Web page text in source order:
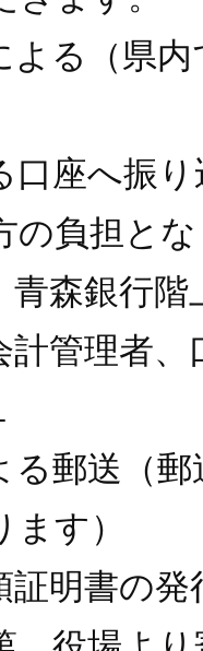
る（県内
座へ振り
の負担と
森銀行階
管理者
郵送（郵
す）
証明書の